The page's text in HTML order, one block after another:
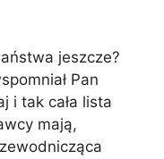
jeszcze?
Pan
i tak cała lista
mają,